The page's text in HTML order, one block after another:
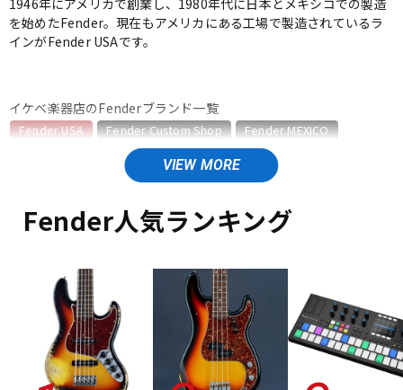
エレキギター アコギ/エレアコ
パーカッション
キーボード 電子ピアノ
管楽器
アンプ エフェクター
1946年にアメリカで創業し、1980年代に日本とメキシコでの製造
を始めたFender。現在もアメリカにある工場で製造されているラ
インがFender USAです。
イケベ楽器店のFenderブランド一覧
Fender USA Fender Custom Shop
Fender MEXICO
Fender Made in Japan
Fender Standard Series
Fender Japan
Fender USAのカテゴリ
エレキギター/テレキャスター・TLタイプ
エレキギター/ジャズマスター・JMタイプ
エレキギター/ジャガー・JGタイプ
エレキギター/ムスタング・MGタイプ
エレキギター/#American Vintage II
エレキギター/#American Ultra
Fender人気ランキング